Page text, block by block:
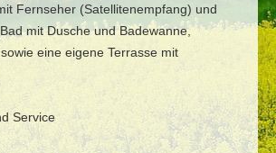
Fernseher (Satellitenempfang) und
mit Dusche und Badewanne,
eine eigene Terrasse mit
Service